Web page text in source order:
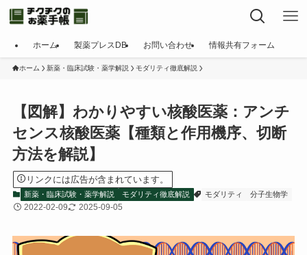
ホーム 製薬プレスDB お問い合わせ 情報共有フォーム
ホーム 新薬・臨床試験・薬学解説 モダリティ徹底解説
【図解】わかりやすい核酸医薬：アンチ
センス核酸医薬【種類と作用機序、切断
方法を解説】
リンクには広告が含まれています。
新薬・臨床試験・薬学解説 モダリティ徹底解説 モダリティ 分子生物学
2022-02-09 2025-09-05